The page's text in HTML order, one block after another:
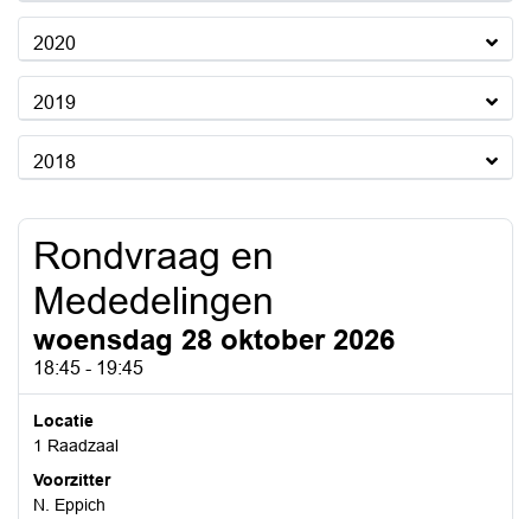
2020
2019
2018
Rondvraag en
Mededelingen
woensdag 28 oktober 2026
18:45 - 19:45
Locatie
1 Raadzaal
Voorzitter
N. Eppich